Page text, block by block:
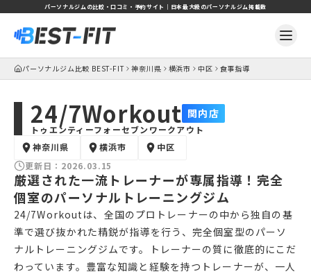
パーソナルジムの比較・口コミ・予約サイト｜日本最大級のパーソナルジム掲載数
パーソナルジム比較 BEST-FIT 神奈川県 横浜市 中区 食事指導
24/7Workout 関内店
トゥエンティーフォーセブンワークアウト
神奈川県
横浜市
中区
更新日： 2026.03.15
厳選された一流トレーナーが専属指導！完全
個室のパーソナルトレーニングジム
24/7Workoutは、全国のプロトレーナーの中から独自の基
準で選び抜かれた精鋭が指導を行う、完全個室型のパーソ
ナルトレーニングジムです。トレーナーの質に徹底的にこだ
わっています。豊富な知識と経験を持つトレーナーが、一人